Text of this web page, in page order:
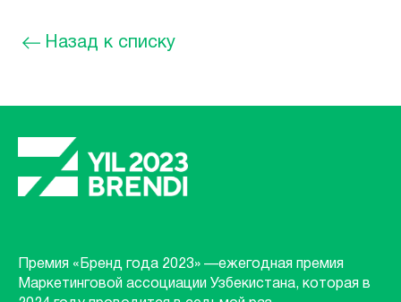
Назад к списку
Премия «Бренд года 2023» —ежегодная премия
Маркетинговой ассоциации Узбекистана, которая в